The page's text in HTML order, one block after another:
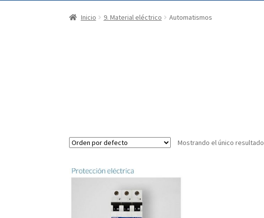
Inicio 9. Material eléctrico Automatismos
Mostrando el único resultado